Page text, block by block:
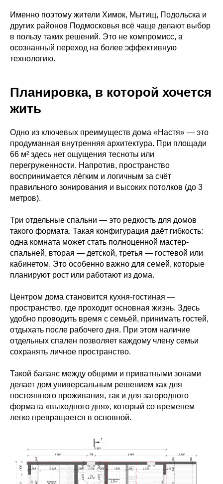
Именно поэтому жители Химок, Мытищ, Подольска и
других районов Подмосковья всё чаще делают выбор
в пользу таких решений. Это не компромисс, а
осознанный переход на более эффективную
технологию.
Планировка, в которой хочется
жить
Одно из ключевых преимуществ дома «Настя» — это
продуманная внутренняя архитектура. При площади
66 м² здесь нет ощущения тесноты или
перегруженности. Напротив, пространство
воспринимается лёгким и логичным за счёт
правильного зонирования и высоких потолков (до 3
метров).
Три отдельные спальни — это редкость для домов
такого формата. Такая конфигурация даёт гибкость:
одна комната может стать полноценной мастер-
спальней, вторая — детской, третья — гостевой или
кабинетом. Это особенно важно для семей, которые
планируют рост или работают из дома.
Центром дома становится кухня-гостиная —
пространство, где проходит основная жизнь. Здесь
удобно проводить время с семьёй, принимать гостей,
отдыхать после рабочего дня. При этом наличие
отдельных спален позволяет каждому члену семьи
сохранять личное пространство.
Такой баланс между общими и приватными зонами
делает дом универсальным решением как для
постоянного проживания, так и для загородного
формата «выходного дня», который со временем
легко превращается в основной.